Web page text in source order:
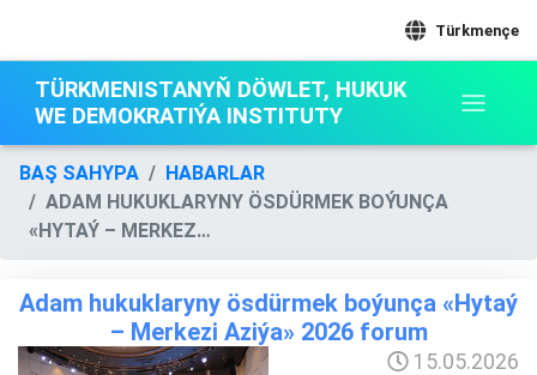
Türkmençe
TÜRKMENISTANYŇ DÖWLET, HUKUK
WE DEMOKRATIÝA INSTITUTY
BAŞ SAHYPA
HABARLAR
ADAM HUKUKLARYNY ÖSDÜRMEK BOÝUNÇA
«HYTAÝ – MERKEZ…
Adam hukuklaryny ösdürmek boýunça «Hytaý
– Merkezi Aziýa» 2026 forum
15.05.2026